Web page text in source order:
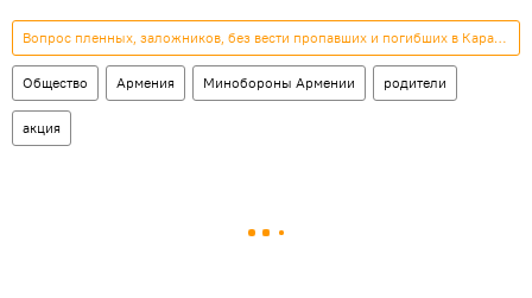
Вопрос пленных, заложников, без вести пропавших и погибших в Карабахе
Общество Армения Минобороны Армении родители
акция